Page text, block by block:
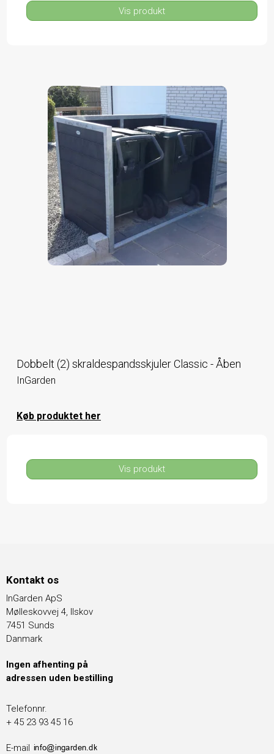
Vis produkt
Dobbelt (2) skraldespandsskjuler Classic - Åben
InGarden
Køb produktet her
Vis produkt
Kontakt os
InGarden ApS
Mølleskovvej 4, Ilskov
7451 Sunds
Danmark
Ingen afhenting på
adressen uden bestilling
Telefonnr.
+ 45 23 93 45 16
E-mail